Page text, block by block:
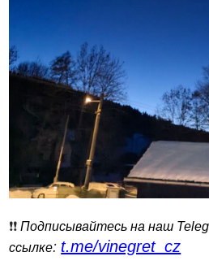
❗️❗️Подписывайтесь на наш
ссылке: t.me/vinegret_cz